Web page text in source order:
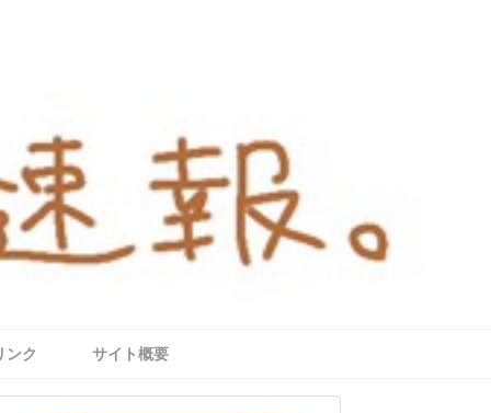
ンク サイト概要